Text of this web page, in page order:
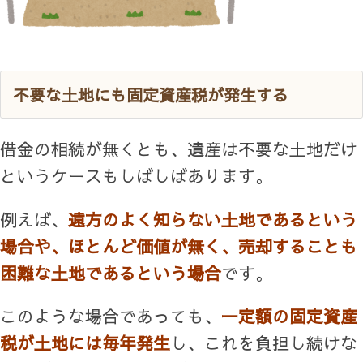
不要な土地にも固定資産税が発生する
借金の相続が無くとも、遺産は不要な土地だけ
というケースもしばしばあります。
例えば、 遠方のよく知らない土地であるという
場合や、ほとんど価値が無く、売却することも
困難な土地であるという場合です。
このような場合であっても、 一定額の固定資産
税が土地には毎年発生し、これを負担し続けな